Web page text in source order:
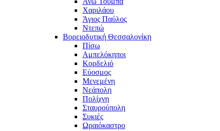
Χαριλάου
Άγιος Παύλος
Ντεπώ
Βορειοδυτική Θεσσαλονίκη
Πίσω
Αμπελόκηποι
Κορδελιό
Εύοσμος
Μενεμένη
Νεάπολη
Πολίχνη
Σταυρούπολη
Συκιές
Ωραιόκαστρο